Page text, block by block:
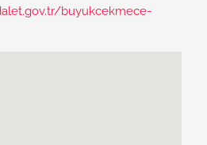
buyukcekmece-